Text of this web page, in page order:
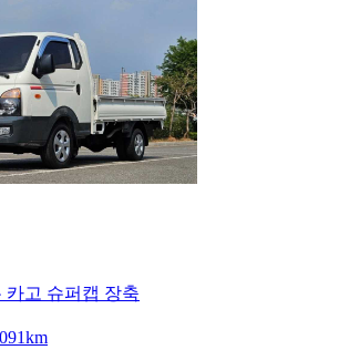
카고 슈퍼캡 장축